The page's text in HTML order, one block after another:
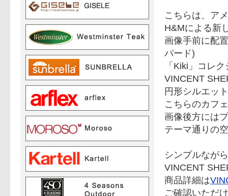
こちらは、ア
H&Mによる新
画像手前に配
パード)
「Kiki」コレ
VINCENT
円形シルエッ
こちらのカフ
画像後方には
テーマ通りの
シンプルなが
VINCENT
商品詳細は
ご確認いただ